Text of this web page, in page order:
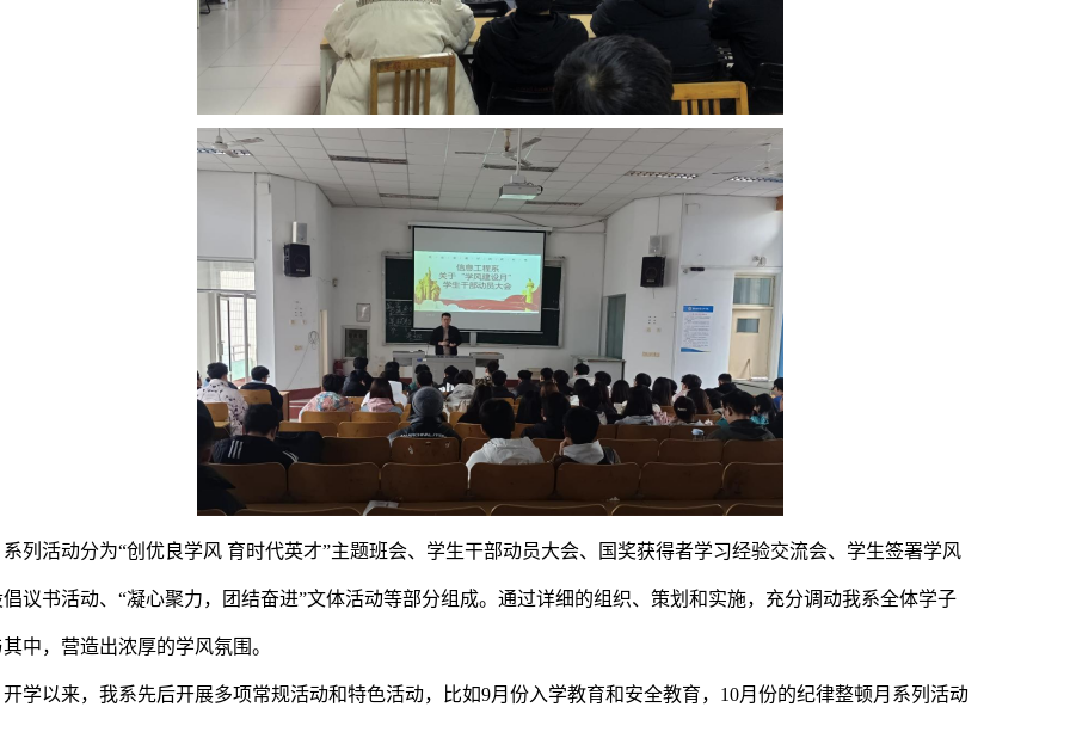
系列活动分为“创优良学风 育时代英才”主题班会、学生干部动员大会、国奖获得者学习经验交流会、学生签署学风
议书活动、“凝心聚力，团结奋进”文体活动等部分组成。通过详细的组织、策划和实施，充分调动我系全体学子
中，营造出浓厚的学风氛围。
开学以来，我系先后开展多项常规活动和特色活动，比如9月份入学教育和安全教育，10月份的纪律整顿月系列活动